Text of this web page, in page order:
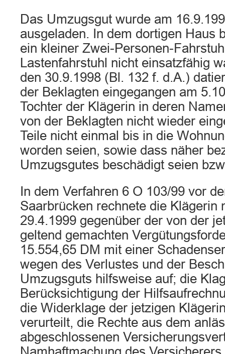
Das Umzugsgut wurde am
ausgeladen. In dem dortigen Haus
ein kleiner Zwei-Personen-
Lastenfahrstuhl nicht einsatzfähig
den 30.9.1998 (Bl. 132 f. d.A.)
der Beklagten eingegangen am
Tochter der Klägerin in deren
von der Beklagten nicht wieder
Teile nicht einmal bis in die
worden seien, sowie dass näher
Umzugsgutes beschädigt seien
In dem Verfahren 6 O 103/99 vor
Saarbrücken rechnete die Klägerin
29.4.1999 gegenüber der von der
geltend gemachten
15.554,65 DM mit einer
wegen des Verlustes und der
Umzugsguts hilfsweise auf; die
Berücksichtigung der
die Widerklage der jetzigen
verurteilt, die Rechte aus dem
abgeschlossenen